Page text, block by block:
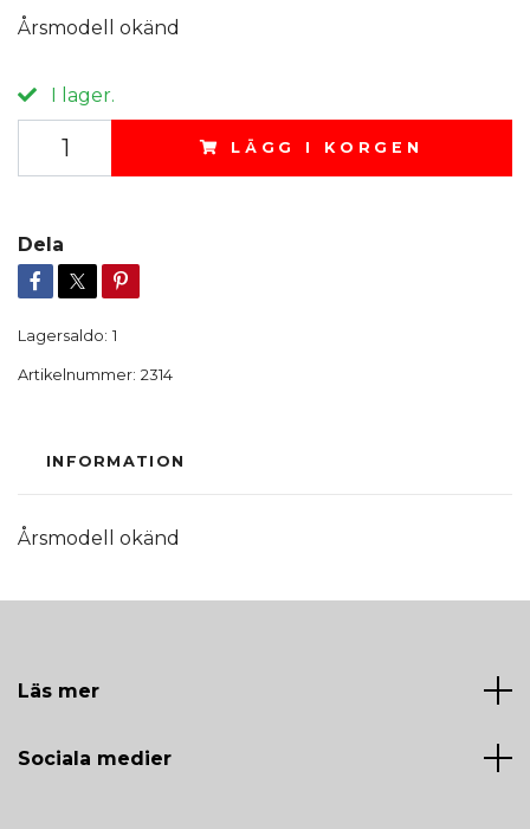
Årsmodell okänd
I lager.
LÄGG I KORGEN
Dela
Lagersaldo: 1
Artikelnummer: 2314
INFORMATION
Årsmodell okänd
Läs mer
Sociala medier